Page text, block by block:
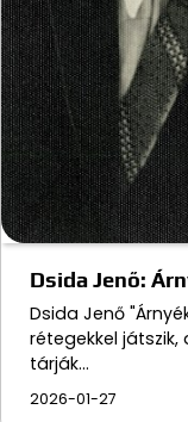
Dsida Jenő:
Dsida Jenő
rétegekkel
tárják…
2026-01-27